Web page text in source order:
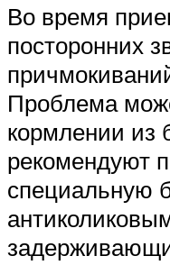
Во время
посторонних
Проблема
кормлении из
рекомендуют
специальную